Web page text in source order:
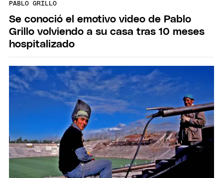
PABLO GRILLO
Se conoció el emotivo video de Pablo
Grillo volviendo a su casa tras 10 meses
hospitalizado